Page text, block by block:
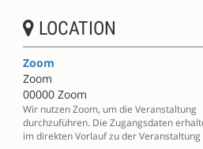
sessionLOCATION
Zoom
Zoom
00000 Zoom
Wir nutzen Zoom, um die Veranstaltung
durchzuführen. Die Zugangsdaten
im direkten Vorlauf zu der Veranstaltung